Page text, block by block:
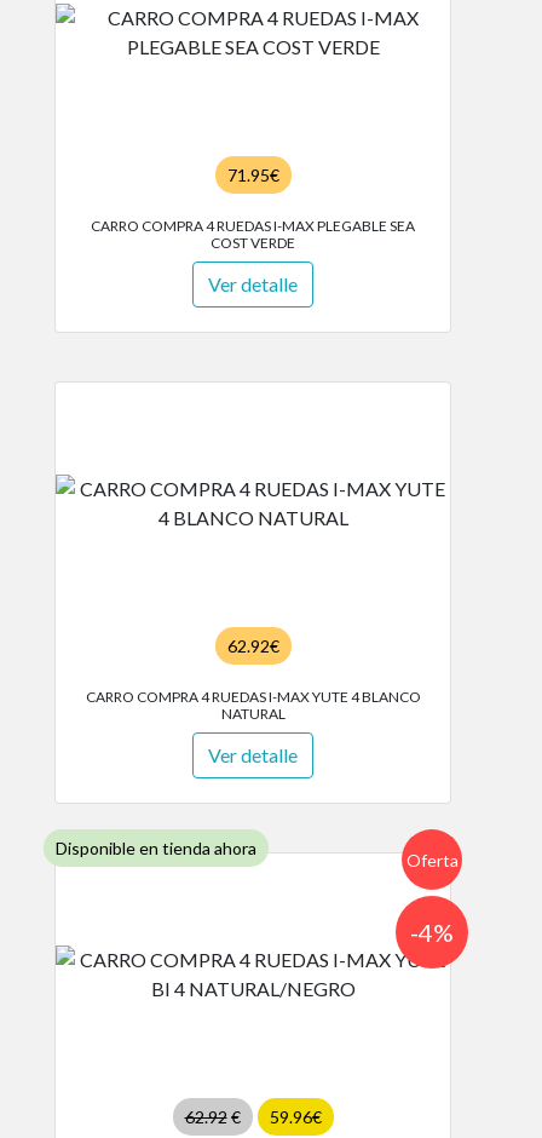
71.95€
CARRO COMPRA 4 RUEDAS I-MAX PLEGABLE SEA
COST VERDE
Ver detalle
62.92€
CARRO COMPRA 4 RUEDAS I-MAX YUTE 4 BLANCO
NATURAL
Ver detalle
Disponible en tienda ahora
Oferta
62.92€ 59.96€
-4%